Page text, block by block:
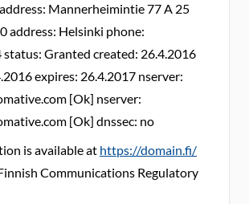
Mannerheimintie 77 A 25
address: Helsinki phone:
Granted created: 26.4.2016
expires: 26.4.2017 nserver:
[Ok] nserver:
[Ok] dnssec: no
is available at https://domain.fi/
Communications Regulatory